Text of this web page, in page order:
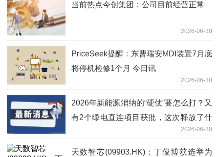
当前热点今创集团：公司目前经营正常
2026-06-30
PriceSeek提醒：东曹瑞安MDI装置7月底
将停机检修1个月 今日讯
2026-06-30
2026年新能源消纳的“硬仗”要怎么打？又
有2个绿电直连项目获批，这次释放了什
么信号？煤化工、新材料，谁更需要绿
电？ 焦点热议
2026-06-30
天数智芯(09903.HK)：丁俊博获选举为